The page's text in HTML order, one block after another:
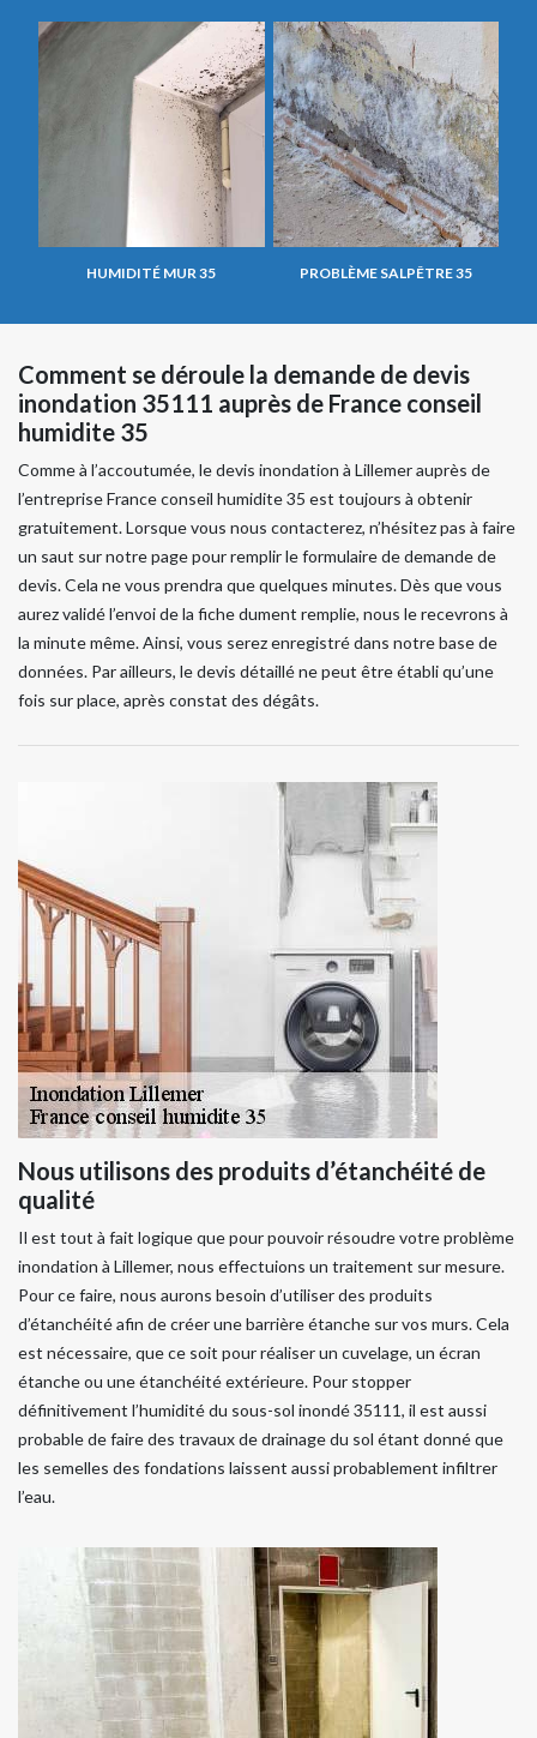
HUMIDITÉ MUR 35 PROBLÈME SALPÊTRE 35
Comment se déroule la demande de devis
inondation 35111 auprès de France conseil
humidite 35
Comme à l’accoutumée, le devis inondation à Lillemer auprès de
l’entreprise France conseil humidite 35 est toujours à obtenir
gratuitement. Lorsque vous nous contacterez, n’hésitez pas à faire
un saut sur notre page pour remplir le formulaire de demande de
devis. Cela ne vous prendra que quelques minutes. Dès que vous
aurez validé l’envoi de la fiche dument remplie, nous le recevrons à
la minute même. Ainsi, vous serez enregistré dans notre base de
données. Par ailleurs, le devis détaillé ne peut être établi qu’une
fois sur place, après constat des dégâts.
Nous utilisons des produits d’étanchéité de
qualité
Il est tout à fait logique que pour pouvoir résoudre votre problème
inondation à Lillemer, nous effectuions un traitement sur mesure.
Pour ce faire, nous aurons besoin d’utiliser des produits
d’étanchéité afin de créer une barrière étanche sur vos murs. Cela
est nécessaire, que ce soit pour réaliser un cuvelage, un écran
étanche ou une étanchéité extérieure. Pour stopper
définitivement l’humidité du sous-sol inondé 35111, il est aussi
probable de faire des travaux de drainage du sol étant donné que
les semelles des fondations laissent aussi probablement infiltrer
l’eau.